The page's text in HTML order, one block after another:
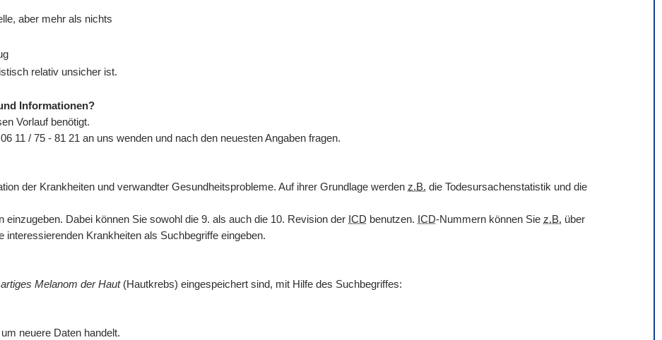
aber mehr als nichts
relativ unsicher ist.
Informationen?
Vorlauf benötigt.
11 / 75 - 81 21 an uns wenden und nach den neuesten Angaben fragen.
der Krankheiten und verwandter Gesundheitsprobleme. Auf ihrer Grundlage werden z.B. die Todesursachenstatistik und die
einzugeben. Dabei können Sie sowohl die 9. als auch die 10. Revision der ICD benutzen. ICD-Nummern können Sie z.B. über
interessierenden Krankheiten als Suchbegriffe eingeben.
Melanom der Haut (Hautkrebs) eingespeichert sind, mit Hilfe des Suchbegriffes:
neuere Daten handelt.